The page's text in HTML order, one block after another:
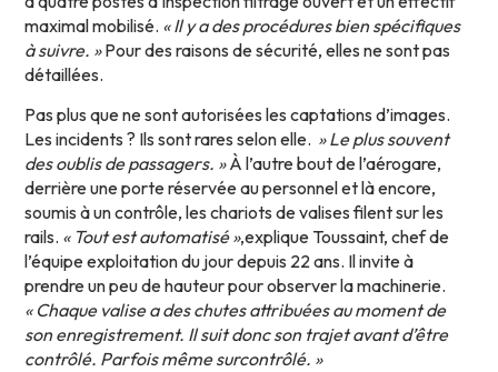
maximal mobilisé. « Il y a des procédures bien spécifiques
à suivre. »Pour des raisons de sécurité, elles ne sont pas
détaillées.
Pas plus que ne sont autorisées les captations d’images.
Les incidents ? Ils sont rares selon elle. » Le plus souvent
des oublis de passagers. »À l’autre bout de l’aérogare,
derrière une porte réservée au personnel et là encore,
soumis à un contrôle, les chariots de valises filent sur les
rails. « Tout est automatisé »,explique Toussaint, chef de
l’équipe exploitation du jour depuis 22 ans. Il invite à
prendre un peu de hauteur pour observer la machinerie.
« Chaque valise a des chutes attribuées au moment de
son enregistrement. Il suit donc son trajet avant d’être
contrôlé. Parfois même surcontrôlé. »